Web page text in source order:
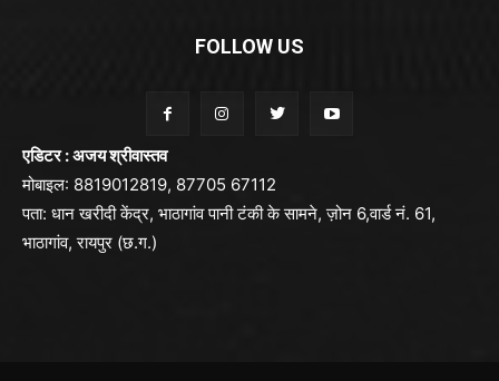
FOLLOW US
एडिटर : अजय श्रीवास्तव
मोबाइल: 8819012819, 87705 67112
पता: धान खरीदी केंद्र, भाठागांव पानी टंकी के सामने, ज़ोन 6,वार्ड नं. 61,
भाठागांव, रायपुर (छ.ग.)